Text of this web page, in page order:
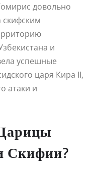
довольно
скифским
и
успешные
царя Кира II,
атаки и
Скифии?